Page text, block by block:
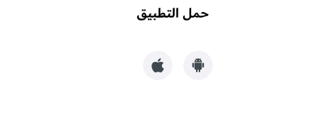
حمل التطبيق